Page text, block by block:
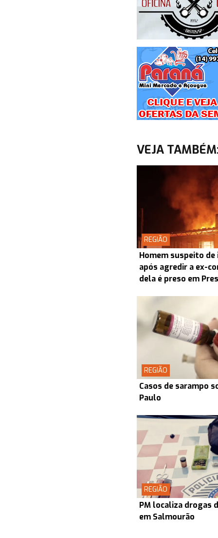
VEJA
REGIÃO
Homem suspeito de
após agredir a ex-
dela é preso em
REGIÃO
Casos de sarampo
Paulo
REGIÃO
PM localiza drogas
em Salmourão